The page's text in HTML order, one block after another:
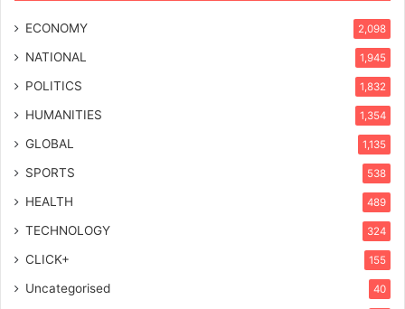
ECONOMY 2,098
NATIONAL 1,945
POLITICS 1,832
HUMANITIES 1,354
GLOBAL 1,135
SPORTS 538
HEALTH 489
TECHNOLOGY 324
CLICK+ 155
Uncategorised 40